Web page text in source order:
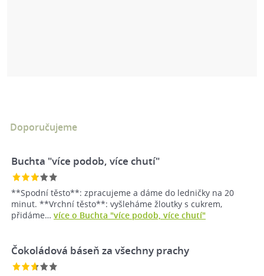
Doporučujeme
Buchta "více podob, více chutí"
**Spodní těsto**: zpracujeme a dáme do ledničky na 20
minut. **Vrchní těsto**: vyšleháme žloutky s cukrem,
přidáme… více o Buchta "více podob, více chutí"
Čokoládová báseň za všechny prachy